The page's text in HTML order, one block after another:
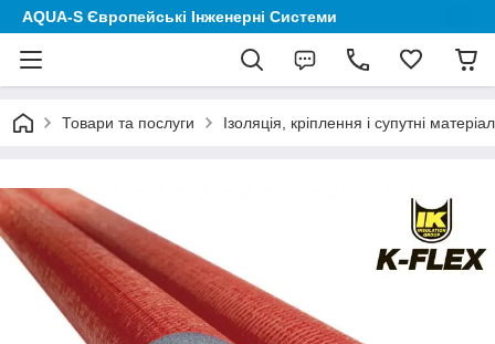
AQUA-S Європейські Інженерні Системи
Товари та послуги Ізоляція, кріплення і супутні